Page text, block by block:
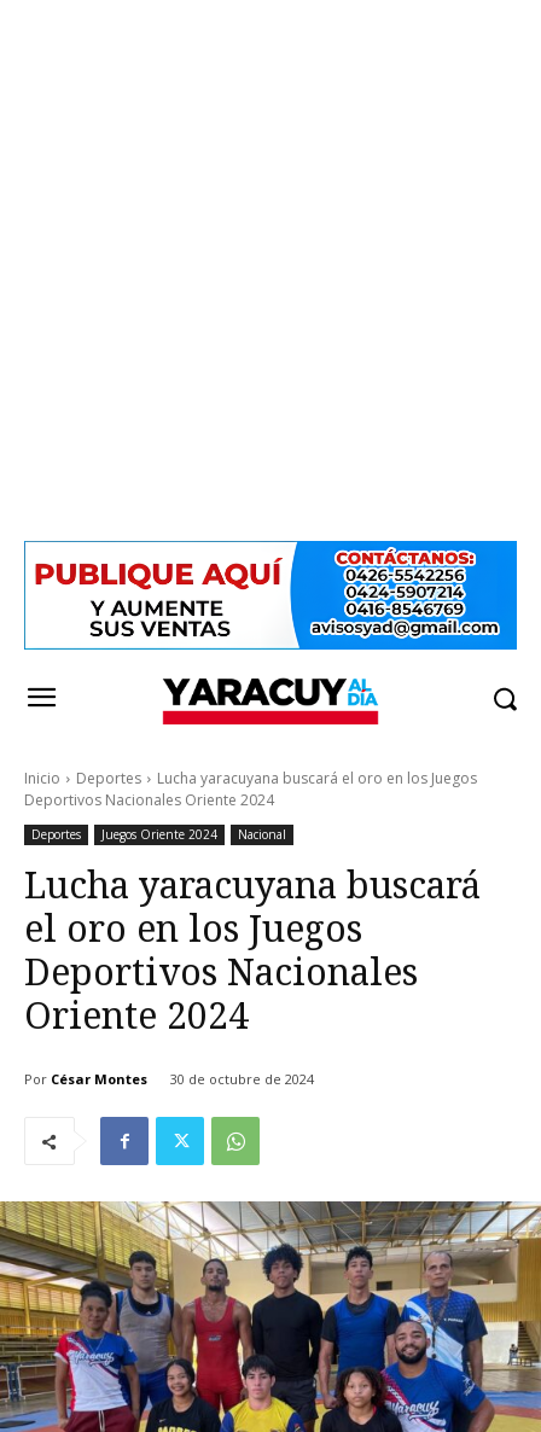
Inicio Deportes
Lucha yaracuyana buscará el oro en los Juegos
Deportivos Nacionales Oriente 2024
Deportes Juegos Oriente 2024 Nacional
Lucha yaracuyana buscará
el oro en los Juegos
Deportivos Nacionales
Oriente 2024
Por César Montes 30 de octubre de 2024